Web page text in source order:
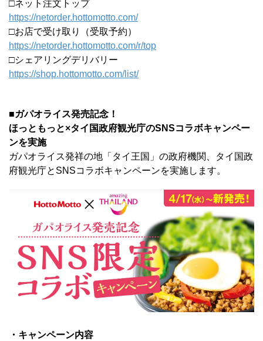
□ネット注文トップ
https://netorder.hottomotto.com/
□お店で受け取り（受取予約）
https://netorder.hottomotto.com/r/top
□シェアリングデリバリー
https://shop.hottomotto.com/list/
■ガパオライス発売記念！
ほっともっと×タイ国政府観光庁のSNSコラボキャンペー
ンを実施
ガパオライス発祥の地「タイ王国」の政府機関、タイ国政
府観光庁とSNSコラボキャンペーンを実施します。
・キャンペーン内容